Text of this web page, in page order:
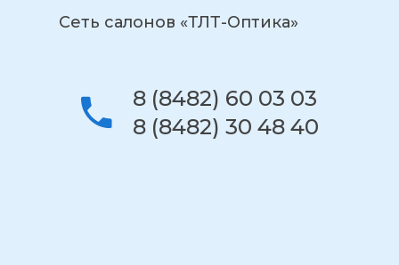
Сеть салонов «ТЛТ-Оптика»
8 (8482) 60 03 03
8 (8482) 30 48 40